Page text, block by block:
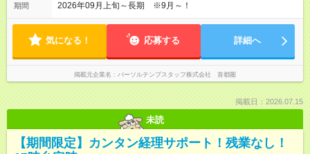
期間 2026年09月上旬～長期 ※9月～！
気になる！ 応募する 詳細へ
掲載元企業名 パーソルテンプスタッフ株式会社 首都圏
掲載日：2026.07.15
未読
【期間限定】カンタン経理サポート！残業なし！